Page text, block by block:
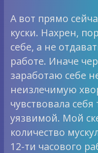
А вот прямо
куски. Нахрен,
себе, а не
работе. Иначе
заработаю себе
неизлечимую
чувствовала
уязвимой. Мой
количество
12-ти часового